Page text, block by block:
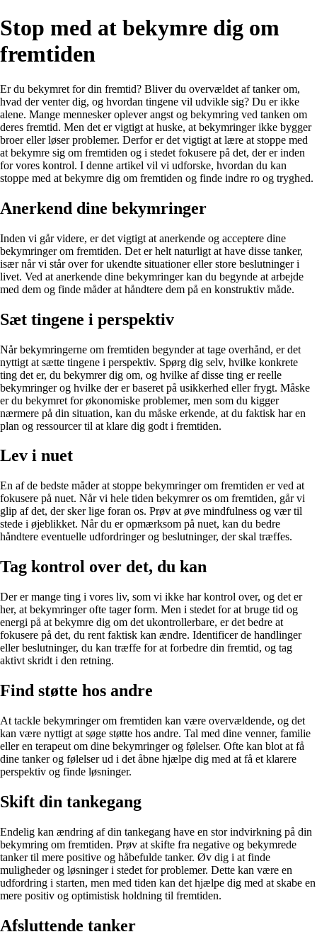
Stop med at bekymre dig om
fremtiden
Er du bekymret for din fremtid? Bliver du overvældet af tanker om,
hvad der venter dig, og hvordan tingene vil udvikle sig? Du er ikke
alene. Mange mennesker oplever angst og bekymring ved tanken om
deres fremtid. Men det er vigtigt at huske, at bekymringer ikke bygger
broer eller løser problemer. Derfor er det vigtigt at lære at stoppe med
at bekymre sig om fremtiden og i stedet fokusere på det, der er inden
for vores kontrol. I denne artikel vil vi udforske, hvordan du kan
stoppe med at bekymre dig om fremtiden og finde indre ro og tryghed.
Anerkend dine bekymringer
Inden vi går videre, er det vigtigt at anerkende og acceptere dine
bekymringer om fremtiden. Det er helt naturligt at have disse tanker,
især når vi står over for ukendte situationer eller store beslutninger i
livet. Ved at anerkende dine bekymringer kan du begynde at arbejde
med dem og finde måder at håndtere dem på en konstruktiv måde.
Sæt tingene i perspektiv
Når bekymringerne om fremtiden begynder at tage overhånd, er det
nyttigt at sætte tingene i perspektiv. Spørg dig selv, hvilke konkrete
ting det er, du bekymrer dig om, og hvilke af disse ting er reelle
bekymringer og hvilke der er baseret på usikkerhed eller frygt. Måske
er du bekymret for økonomiske problemer, men som du kigger
nærmere på din situation, kan du måske erkende, at du faktisk har en
plan og ressourcer til at klare dig godt i fremtiden.
Lev i nuet
En af de bedste måder at stoppe bekymringer om fremtiden er ved at
fokusere på nuet. Når vi hele tiden bekymrer os om fremtiden, går vi
glip af det, der sker lige foran os. Prøv at øve mindfulness og vær til
stede i øjeblikket. Når du er opmærksom på nuet, kan du bedre
håndtere eventuelle udfordringer og beslutninger, der skal træffes.
Tag kontrol over det, du kan
Der er mange ting i vores liv, som vi ikke har kontrol over, og det er
her, at bekymringer ofte tager form. Men i stedet for at bruge tid og
energi på at bekymre dig om det ukontrollerbare, er det bedre at
fokusere på det, du rent faktisk kan ændre. Identificer de handlinger
eller beslutninger, du kan træffe for at forbedre din fremtid, og tag
aktivt skridt i den retning.
Find støtte hos andre
At tackle bekymringer om fremtiden kan være overvældende, og det
kan være nyttigt at søge støtte hos andre. Tal med dine venner, familie
eller en terapeut om dine bekymringer og følelser. Ofte kan blot at få
dine tanker og følelser ud i det åbne hjælpe dig med at få et klarere
perspektiv og finde løsninger.
Skift din tankegang
Endelig kan ændring af din tankegang have en stor indvirkning på din
bekymring om fremtiden. Prøv at skifte fra negative og bekymrede
tanker til mere positive og håbefulde tanker. Øv dig i at finde
muligheder og løsninger i stedet for problemer. Dette kan være en
udfordring i starten, men med tiden kan det hjælpe dig med at skabe en
mere positiv og optimistisk holdning til fremtiden.
Afsluttende tanker